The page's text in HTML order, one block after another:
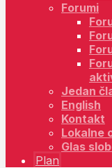
Forumi
Jedan
English
Kontakt
Lokalne
Glas
Plan